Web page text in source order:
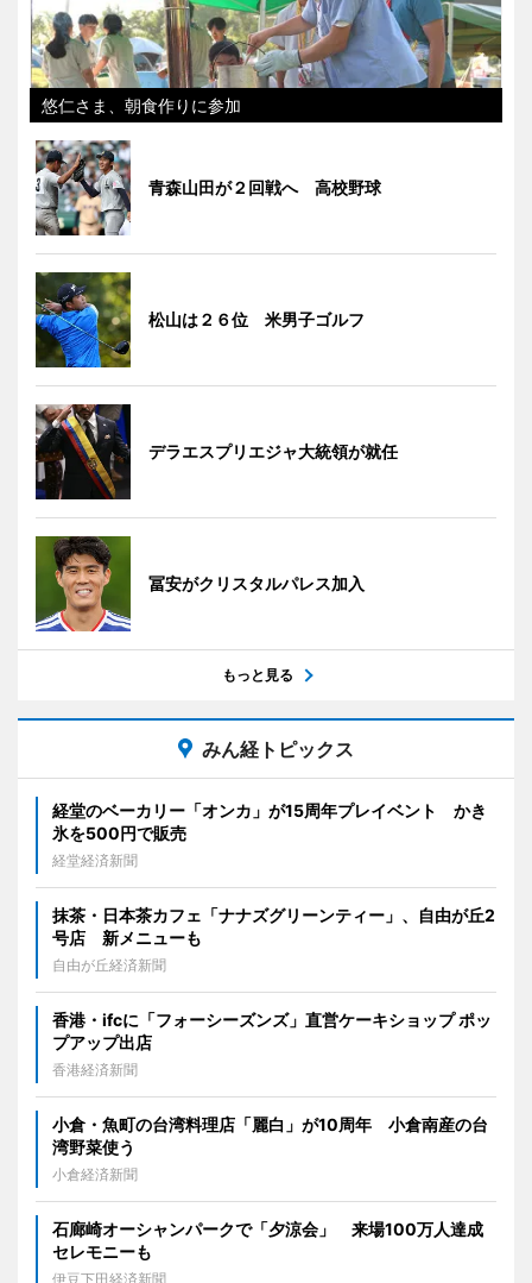
悠仁さま、朝食作りに参加
青森山田が２回戦へ 高校野球
松山は２６位 米男子ゴルフ
デラエスプリエジャ大統領が就任
冨安がクリスタルパレス加入
もっと見る
みん経トピックス
経堂のベーカリー「オンカ」が15周年プレイベント かき
氷を500円で販売
経堂経済新聞
抹茶・日本茶カフェ「ナナズグリーンティー」、自由が丘2
号店 新メニューも
自由が丘経済新聞
香港・ifcに「フォーシーズンズ」直営ケーキショップ ポッ
プアップ出店
香港経済新聞
小倉・魚町の台湾料理店「麗白」が10周年 小倉南産の台
湾野菜使う
小倉経済新聞
石廊崎オーシャンパークで「夕涼会」 来場100万人達成
セレモニーも
伊豆下田経済新聞